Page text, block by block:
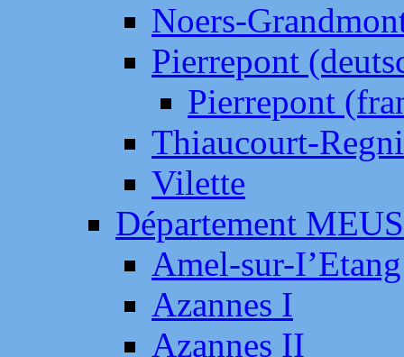
Noers-
Pierrepont
Pierrepont
Thiaucourt-
Vilette
Département
Amel-sur-
Azannes I
Azannes II